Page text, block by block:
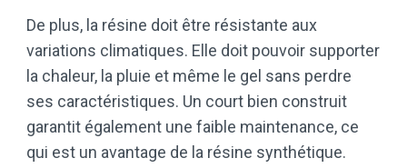
De plus, la résine doit être résistante aux
variations climatiques. Elle doit pouvoir supporter
la chaleur, la pluie et même le gel sans perdre
ses caractéristiques. Un court bien construit
garantit également une faible maintenance, ce
qui est un avantage de la résine synthétique.